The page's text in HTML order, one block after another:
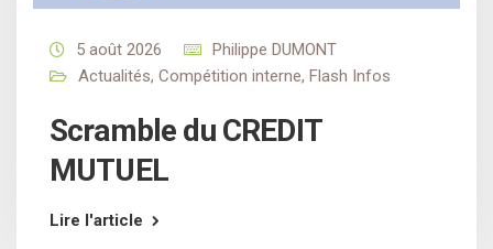
5 août 2026
Philippe DUMONT
Actualités, Compétition interne, Flash Infos
Scramble du CREDIT
MUTUEL
Lire l'article